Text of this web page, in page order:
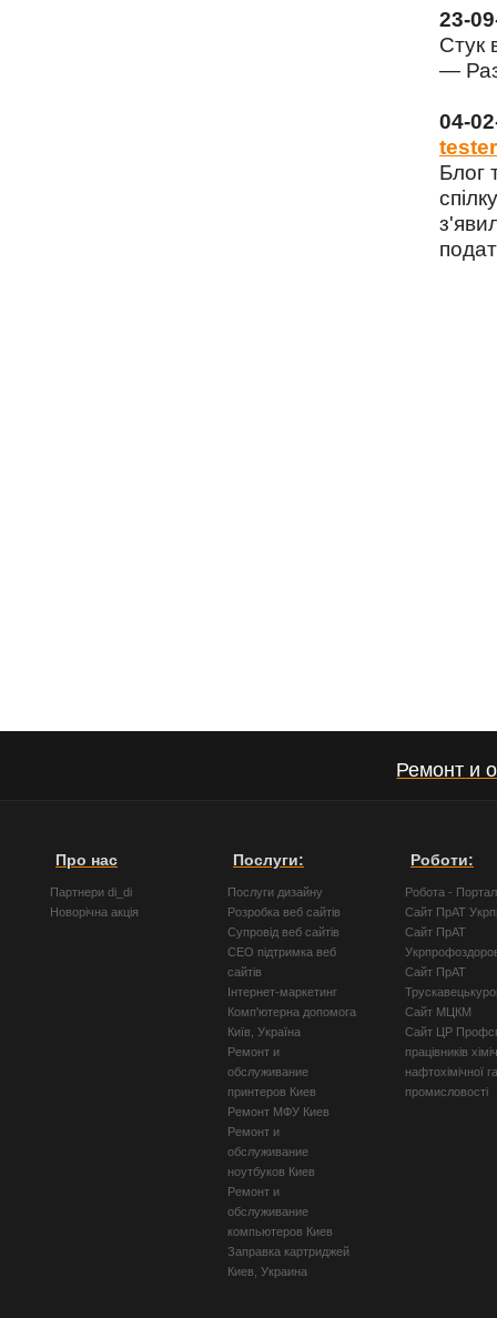
23-
Стук
—
04-
tester
Блог
Ремонт и
Про нас
Партнери di_di
Новорічна акція
Послуги:
Послуги дизайну
Розробка веб сайтів
Супровід веб сайтів
СЕО підтримка веб
сайтів
Інтернет-маркетинг
Комп'ютерна допомога
Київ, Україна
Ремонт и
обслуживание
принтеров Киев
Ремонт МФУ Киев
Ремонт и
обслуживание
ноутбуков Киев
Ремонт и
обслуживание
компьютеров Киев
Заправка картриджей
Киев, Украина
Роботи:
Робота -
Сайт ПрАТ
Сайт ПрАТ
Сайт ПрАТ
Сайт МЦКМ
Сайт ЦР
працівників
нафтохімічної
промисловості